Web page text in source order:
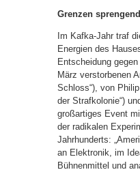
Grenzen
Im Kafka-Jahr traf
Energien des
Entscheidung
März verstorbenen
Schloss“), von
der Strafkolonie“)
großartiges Event
der radikalen
Jahrhunderts:
an Elektronik, im
Bühnenmittel und